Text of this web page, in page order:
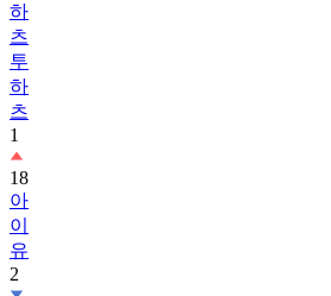
하
츠
투
하
츠
1
18
아
이
유
2